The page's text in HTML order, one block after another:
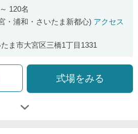
120名
・浦和・さいたま新都心) アクセス
ま市大宮区三橋1丁目1331
式場をみる